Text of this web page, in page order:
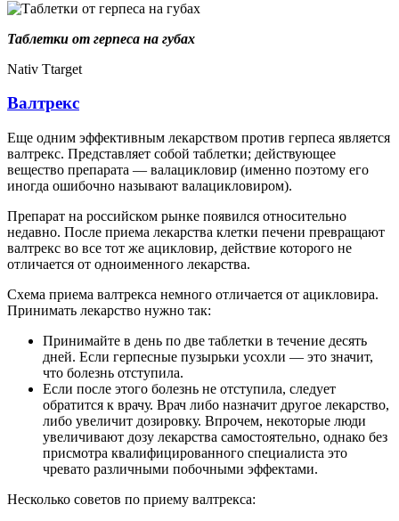
Таблетки от герпеса на губах
Nativ Ttarget
Валтрекс
Еще одним эффективным лекарством против герпеса является
валтрекс. Представляет собой таблетки; действующее
вещество препарата — валацикловир (именно поэтому его
иногда ошибочно называют валацикловиром).
Препарат на российском рынке появился относительно
недавно. После приема лекарства клетки печени превращают
валтрекс во все тот же ацикловир, действие которого не
отличается от одноименного лекарства.
Схема приема валтрекса немного отличается от ацикловира.
Принимать лекарство нужно так:
Принимайте в день по две таблетки в течение десять
дней. Если герпесные пузырьки усохли — это значит,
что болезнь отступила.
Если после этого болезнь не отступила, следует
обратится к врачу. Врач либо назначит другое лекарство,
либо увеличит дозировку. Впрочем, некоторые люди
увеличивают дозу лекарства самостоятельно, однако без
присмотра квалифицированного специалиста это
чревато различными побочными эффектами.
Несколько советов по приему валтрекса: